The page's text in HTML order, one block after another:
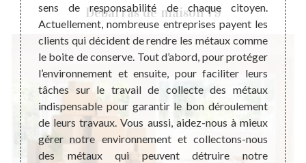
Débarras de maison 79
des
il est
en
de
très
pour
sens de responsabilité de chaque citoyen.
Actuellement, nombreuse entreprises payent les
clients qui décident de rendre les métaux comme
le boite de conserve. Tout d’abord, pour protéger
l’environnement et ensuite, pour faciliter leurs
tâches sur le travail de collecte des métaux
indispensable pour garantir le bon déroulement
de leurs travaux. Vous aussi, aidez-nous à mieux
gérer notre environnement et collectons-nous
des métaux qui peuvent détruire notre
très